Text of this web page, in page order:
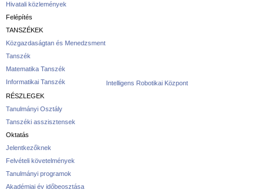
Hivatali közlemények
Felépítés
TANSZÉKEK
Közgazdaságtan és Menedzsment
Tanszék
Matematika Tanszék
Informatikai Tanszék
Intelligens Robotikai Központ
RÉSZLEGEK
Tanulmányi Osztály
Tanszéki asszisztensek
Oktatás
Jelentkezőknek
Felvételi követelmények
Tanulmányi programok
Akadémiai év időbeosztása